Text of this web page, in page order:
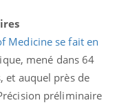
Medicine se fait en
mené dans 64
et auquel près de
préliminaire